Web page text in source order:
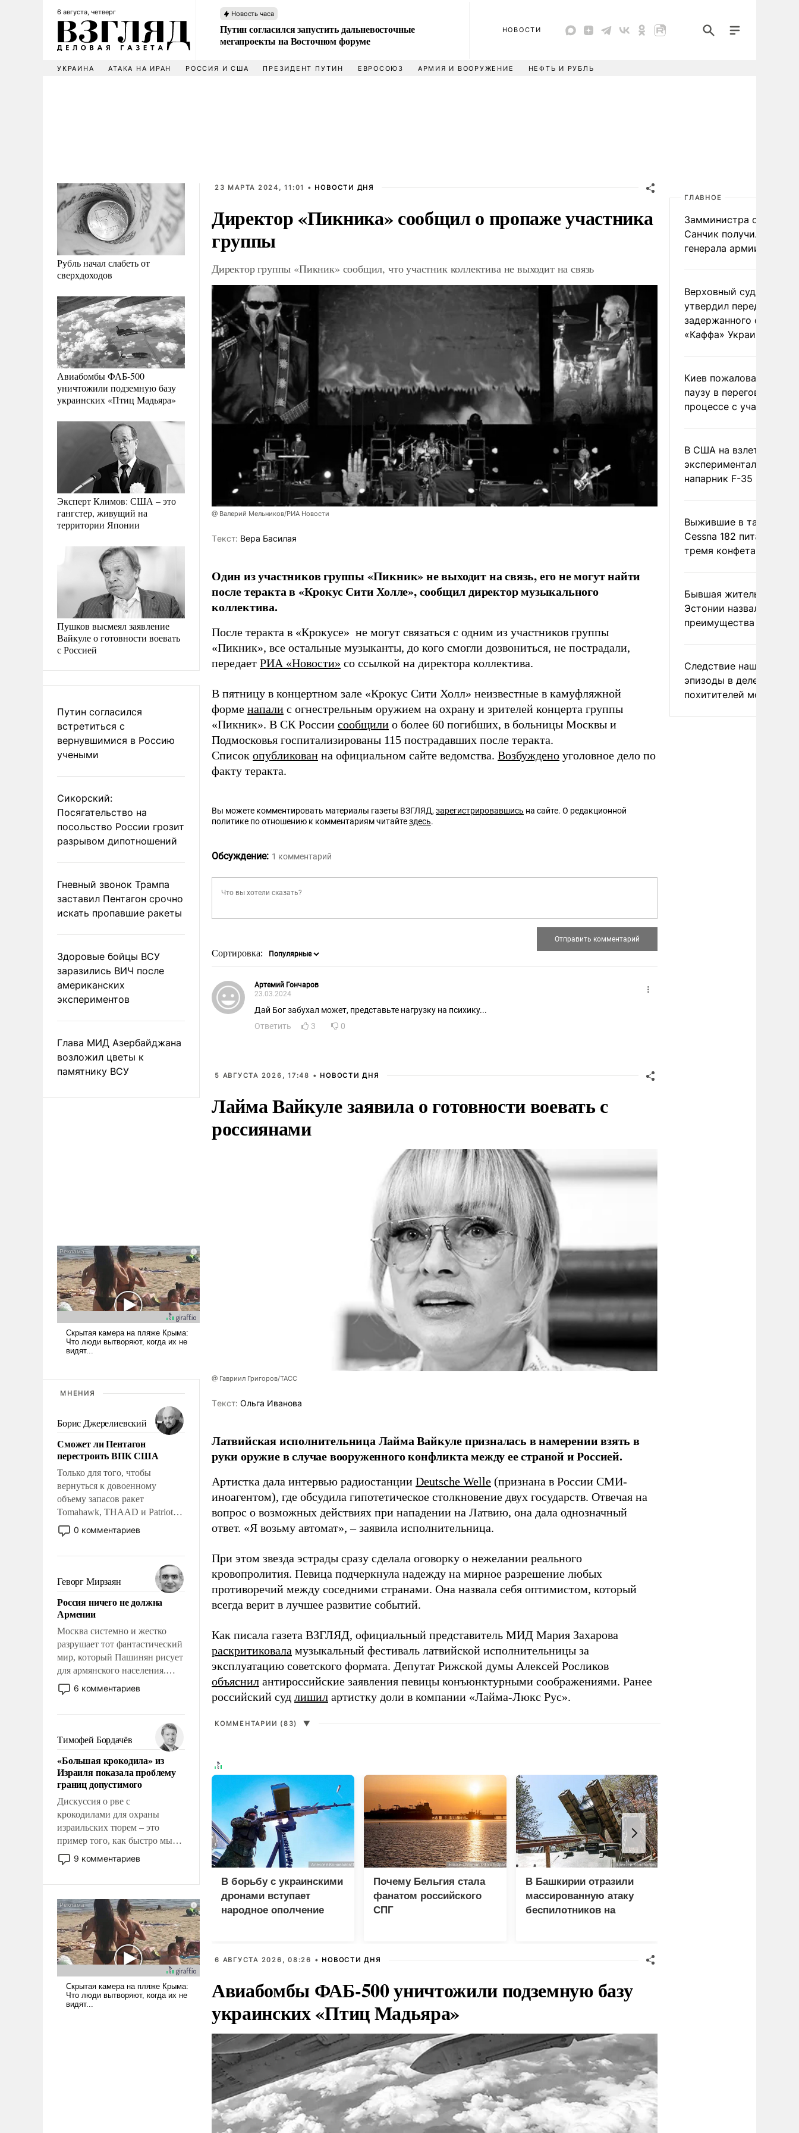
6 августа, четверг Новость часа
Путин согласился запустить дальневосточные
мегапроекты на Восточном форуме
НОВОСТИ
УКРАИНА АТАКА НА ИРАН РОССИЯ И США ПРЕЗИДЕНТ ПУТИН ЕВРОСОЮЗ АРМИЯ И ВООРУЖЕНИЕ НЕФТЬ И РУБЛЬ
Рубль начал слабеть от
сверхдоходов
Авиабомбы ФАБ-500
уничтожили подземную базу
украинских «Птиц Мадьяра»
Эксперт Климов: США – это
гангстер, живущий на
территории Японии
Пушков высмеял заявление
Вайкуле о готовности воевать
с Россией
Путин согласился
встретиться с
вернувшимися в Россию
учеными
Сикорский:
Посягательство на
посольство России грозит
разрывом дипотношений
Гневный звонок Трампа
заставил Пентагон срочно
искать пропавшие ракеты
Здоровые бойцы ВСУ
заразились ВИЧ после
американских
экспериментов
Глава МИД Азербайджана
возложил цветы к
памятнику ВСУ
МНЕНИЯ
Борис Джерелиевский
Сможет ли Пентагон
перестроить ВПК США
Только для того, чтобы
вернуться к довоенному
объему запасов ракет
Tomahawk, THAAD и Patriot
США потребуется более трех
лет. Даже небольшая война с
Сложившаяся ситуация
означает многолетний период
уязвимости США, например,
перед Китаем.
0 комментариев
Геворг Мирзаян
Россия ничего не должна
Армении
Москва системно и жестко
разрушает тот фантастический
мир, который Пашинян рисует
для армянского населения.
Мир, где этому населению все
должны просто по
политические прожекты будут
беспрекословно оплачиваться
за счет российских
налогоплательщиков и где за
свои поступки не нужно
отвечать.
6 комментариев
Тимофей Бордачёв
«Большая крокодила» из
Израиля показала проблему
границ допустимого
Дискуссия о рве с
крокодилами для охраны
израильских тюрем – это
пример того, как быстро мы
двигаемся по пути
революционных изменений.
псевдонаучной фантастики,
стало всерьез обсуждаемой
идеей.
9 комментариев
23 МАРТА 2024, 11:01 • НОВОСТИ ДНЯ
Директор «Пикника» сообщил о пропаже участника
группы
Директор группы «Пикник» сообщил, что участник коллектива не выходит на связь
@ Валерий Мельников/РИА Новости
Tекст: Вера Басилая
Один из участников группы «Пикник» не выходит на связь, его не могут найти
после теракта в «Крокус Сити Холле», сообщил директор музыкального
коллектива.
После теракта в «Крокусе» не могут связаться с одним из участников группы
«Пикник», все остальные музыканты, до кого смогли дозвониться, не пострадали,
передает РИА «Новости» со ссылкой на директора коллектива.
В пятницу в концертном зале «Крокус Сити Холл» неизвестные в камуфляжной
форме напали с огнестрельным оружием на охрану и зрителей концерта группы
«Пикник». В СК России сообщили о более 60 погибших, в больницы Москвы и
Подмосковья госпитализированы 115 пострадавших после теракта.
Список опубликован на официальном сайте ведомства. Возбуждено уголовное дело по
факту теракта.
Вы можете комментировать материалы газеты ВЗГЛЯД,зарегистрировавшись на сайте. О редакционной
политике по отношению к комментариям читайтездесь.
Обсуждение: 1 комментарий
Сортировка:
Артемий Гончаров
23.03.2024
Дай Бог забухал может, представьте нагрузку на психику...
Ответить
3 0
5 АВГУСТА 2026, 17:48 • НОВОСТИ ДНЯ
Лайма Вайкуле заявила о готовности воевать с
россиянами
@ Гавриил Григоров/ТАСС
Tекст: Ольга Иванова
Латвийская исполнительница Лайма Вайкуле призналась в намерении взять в
руки оружие в случае вооруженного конфликта между ее страной и Россией.
Артистка дала интервью радиостанции Deutsche Welle (признана в России СМИ-
иноагентом), где обсудила гипотетическое столкновение двух государств. Отвечая на
вопрос о возможных действиях при нападении на Латвию, она дала однозначный
ответ. «Я возьму автомат», – заявила исполнительница.
При этом звезда эстрады сразу сделала оговорку о нежелании реального
кровопролития. Певица подчеркнула надежду на мирное разрешение любых
противоречий между соседними странами. Она назвала себя оптимистом, который
всегда верит в лучшее развитие событий.
Как писала газета ВЗГЛЯД, официальный представитель МИД Мария Захарова
раскритиковала музыкальный фестиваль латвийской исполнительницы за
эксплуатацию советского формата. Депутат Рижской думы Алексей Росликов
объяснил антироссийские заявления певицы конъюнктурными соображениями. Ранее
российский суд лишил артистку доли в компании «Лайма-Люкс Рус».
КОММЕНТАРИИ (83) ▼
В борьбу с украинскими
дронами вступает
народное ополчение
Почему Бельгия стала
фанатом российского
СПГ
В Башкирии отразили
массированную атаку
беспилотников на
6 АВГУСТА 2026, 08:26 • НОВОСТИ ДНЯ
Авиабомбы ФАБ-500 уничтожили подземную базу
украинских «Птиц Мадьяра»
ГЛАВНОЕ
Замминистра обороны
Санчик получил звание
генерала армии
Верховный суд Швеции
утвердил передачу
задержанного
«Каффа» Украине
Киев пожаловался на
паузу в переговорном
процессе с участием
В США на взлете
экспериментальный
напарник F-35
Выжившие в тайге
Cessna 182 питались
тремя конфетами
Бывшая жительница
Эстонии назвала
преимущества России
Следствие нашло
эпизоды в деле
похитителей москвичек